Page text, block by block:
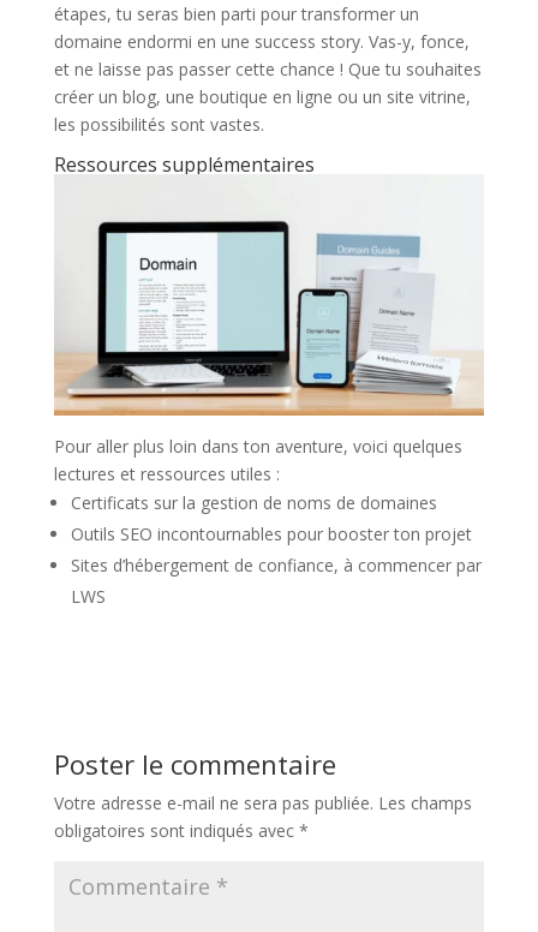
étapes, tu seras bien parti pour transformer un
domaine endormi en une success story. Vas-y, fonce,
et ne laisse pas passer cette chance ! Que tu souhaites
créer un blog, une boutique en ligne ou un site vitrine,
les possibilités sont vastes.
Ressources supplémentaires
Pour aller plus loin dans ton aventure, voici quelques
lectures et ressources utiles :
Certificats sur la gestion de noms de domaines
Outils SEO incontournables pour booster ton projet
Sites d’hébergement de confiance, à commencer par
LWS
Poster le commentaire
Votre adresse e-mail ne sera pas publiée. Les champs
obligatoires sont indiqués avec *